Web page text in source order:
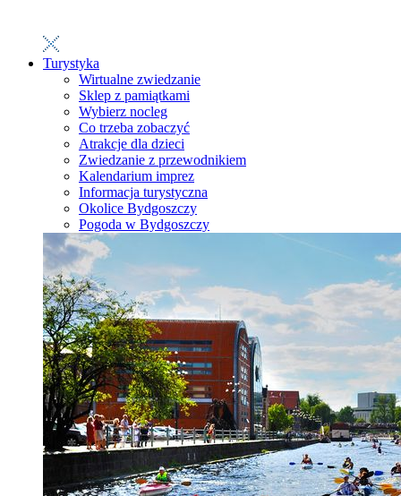
Turystyka
Wirtualne zwiedzanie
Sklep z pamiątkami
Wybierz nocleg
Co trzeba zobaczyć
Atrakcje dla dzieci
Zwiedzanie z przewodnikiem
Kalendarium imprez
Informacja turystyczna
Okolice Bydgoszczy
Pogoda w Bydgoszczy